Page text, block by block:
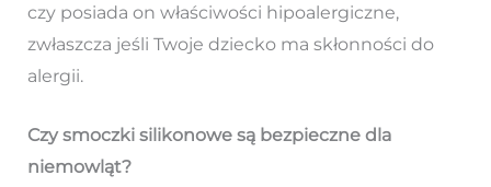
czy posiada on właściwości hipoalergiczne,
zwłaszcza jeśli Twoje dziecko ma skłonności do
alergii.
Czy smoczki silikonowe są bezpieczne dla
niemowląt?